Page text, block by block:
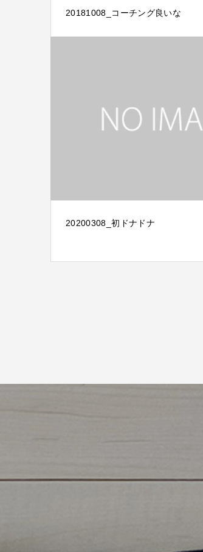
20181008_コーチング良いな
20200308_初ドナドナ